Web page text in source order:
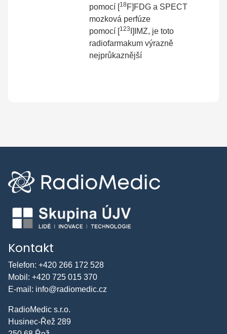
pomocí [18F]FDG a SPECT
mozková perfúze
pomocí [123 I]IMZ, je toto
radiofarmakum výrazně
nejprůkaznější
Kontakt
Telefon: +420 266 172 528
Mobil: +420 725 015 370
E-mail: info@radiomedic.cz
RadioMedic s.r.o.
Husinec-Řež 289